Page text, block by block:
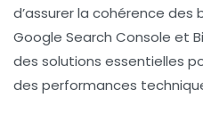
d’assurer la cohérence des
Google Search Console et
des solutions essentielles
des performances